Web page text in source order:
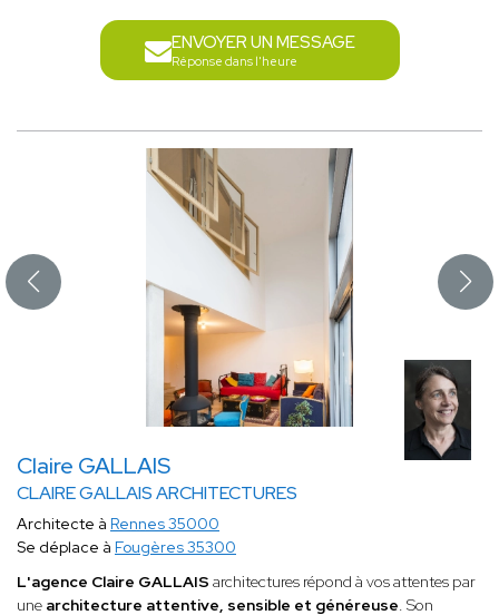
ENVOYER UN MESSAGE
Réponse dans l'heure
Claire GALLAIS
CLAIRE GALLAIS ARCHITECTURES
Architecte à Rennes 35000
Se déplace à Fougères 35300
L'agence Claire GALLAIS architectures répond à vos attentes par
une architecture attentive, sensible et généreuse. Son